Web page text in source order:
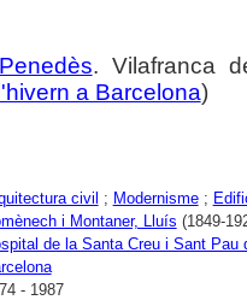
. Vilafranca
a Barcelona)
civil ; Modernisme;
i Montaner, Lluís (1849-
de la Santa Creu i Sant Pau
- 1987